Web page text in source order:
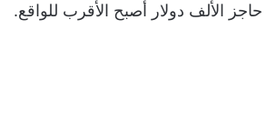
حاجز الألف دولار أصبح الأقرب للواقع.